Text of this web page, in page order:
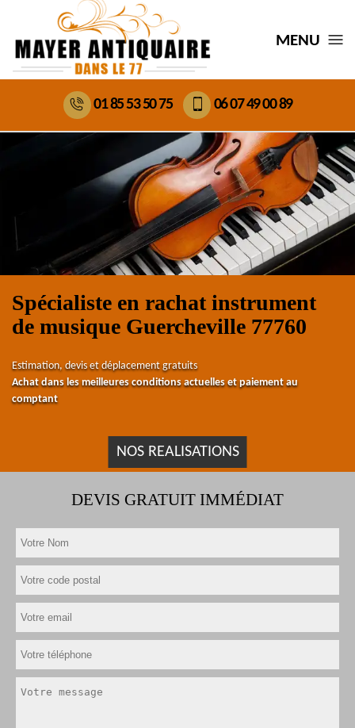
MENU
01 85 53 50 75 06 07 49 00 89
Spécialiste en rachat instrument
de musique Guercheville 77760
Estimation, devis et déplacement gratuits
Achat dans les meilleures conditions actuelles et paiement au
comptant
NOS REALISATIONS
DEVIS GRATUIT IMMÉDIAT